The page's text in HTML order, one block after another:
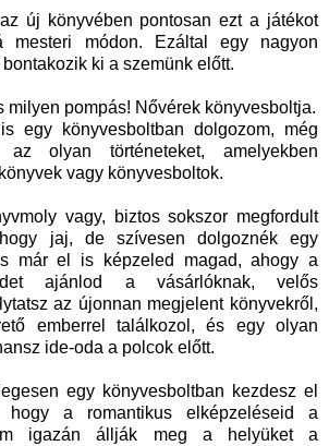
új könyvében pontosan ezt a játékot
mesteri módon. Ezáltal egy nagyon
ki a szemünk előtt.
milyen pompás! Nővérek könyvesboltja.
egy könyvesboltban dolgozom, még
az olyan történeteket, amelyekben
vagy könyvesboltok.
vagy, biztos sokszor megfordult
jaj, de szívesen dolgoznék egy
már el is képzeled magad, ahogy a
ajánlod a vásárlóknak, velős
az újonnan megjelent könyvekről,
emberrel találkozol, és egy olyan
ide-oda a polcok előtt.
egy könyvesboltban kezdesz el
hogy a romantikus elképzeléseid a
igazán állják meg a helyüket a